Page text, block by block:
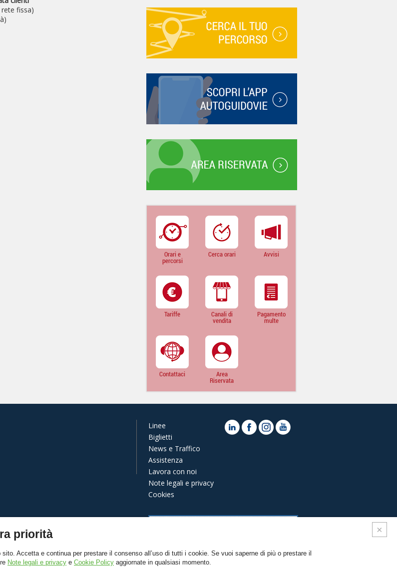
fissa)
Orari e
percorsi
Cerca orari Avvisi
Tariffe Canali di
vendita
Pagamento
multe
Contattaci Area
Riservata
Linee
Biglietti
News e Traffico
Assistenza
Lavora con noi
Note legali e privacy
Cookies
priorità
Accetta e continua per prestare il consenso all’uso di tutti i cookie. Se vuoi saperne di più o prestare il
Note legali e privacy e Cookie Policy aggiornate in qualsiasi momento.